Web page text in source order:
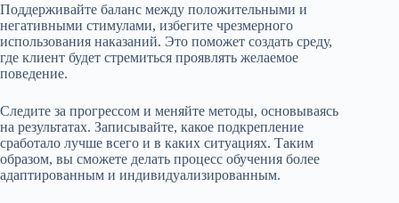
Поддерживайте баланс между положительными и
негативными стимулами, избегите чрезмерного
использования наказаний. Это поможет создать среду,
где клиент будет стремиться проявлять желаемое
поведение.
Следите за прогрессом и меняйте методы, основываясь
на результатах. Записывайте, какое подкрепление
сработало лучше всего и в каких ситуациях. Таким
образом, вы сможете делать процесс обучения более
адаптированным и индивидуализированным.